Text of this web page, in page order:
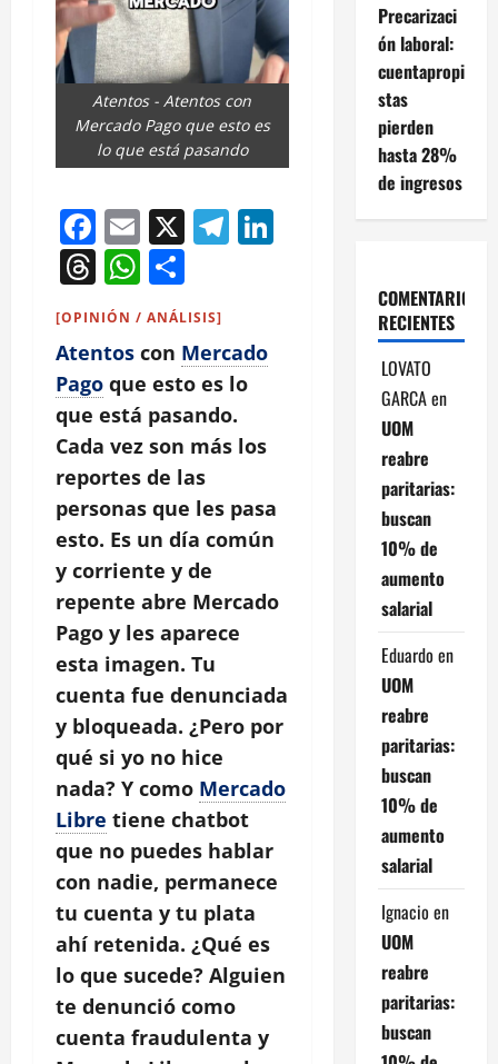
Atentos - Atentos con
Mercado Pago que esto es
lo que está pasando
Facebook
Email
X Telegram
LinkedIn
Threads
WhatsApp
[OPINIÓN / ANÁLISIS]
Atentos con Mercado
Pago que esto es lo
que está pasando.
Cada vez son más los
reportes de las
personas que les pasa
esto. Es un día común
y corriente y de
repente abre Mercado
Pago y les aparece
esta imagen. Tu
cuenta fue denunciada
y bloqueada. ¿Pero por
qué si yo no hice
nada? Y como Mercado
Libre tiene chatbot
que no puedes hablar
con nadie, permanece
tu cuenta y tu plata
ahí retenida. ¿Qué es
lo que sucede? Alguien
te denunció como
cuenta fraudulenta y
Precarizaci
ón laboral:
cuentapropi
stas
pierden
hasta 28%
de ingresos
COMENTARIOS
RECIENTES
LOVATO
GARCAen
UOM
reabre
paritarias:
buscan
10% de
aumento
salarial
Eduardo en
UOM
reabre
paritarias:
buscan
10% de
aumento
salarial
Ignacio en
UOM
reabre
paritarias:
buscan